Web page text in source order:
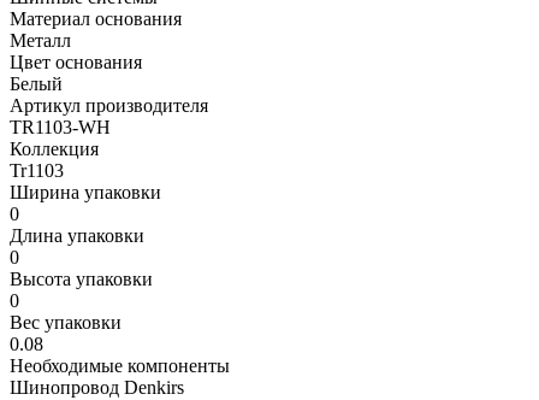
Материал основания
Металл
Цвет основания
Белый
Артикул производителя
TR1103-WH
Коллекция
Tr1103
Ширина упаковки
0
Длина упаковки
0
Высота упаковки
0
Вес упаковки
0.08
Необходимые компоненты
Шинопровод Denkirs